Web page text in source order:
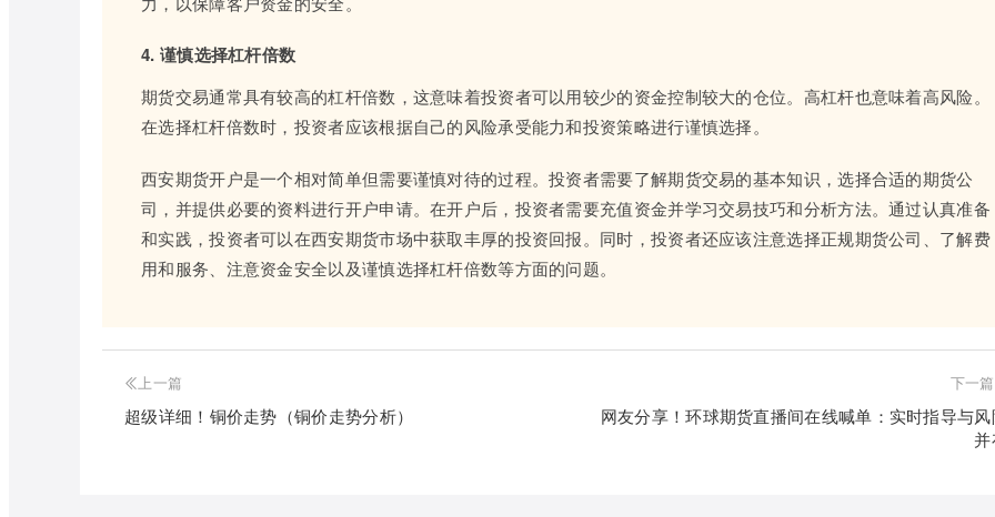
4. 谨慎选择杠杆倍数
期货交易通常具有较高的杠杆倍数，这意味着投资者可以用较少的资金控制较大的仓位。高杠杆也意味着高风险。
在选择杠杆倍数时，投资者应该根据自己的风险承受能力和投资策略进行谨慎选择。
西安期货开户是一个相对简单但需要谨慎对待的过程。投资者需要了解期货交易的基本知识，选择合适的期货公
司，并提供必要的资料进行开户申请。在开户后，投资者需要充值资金并学习交易技巧和分析方法。通过认真准备
和实践，投资者可以在西安期货市场中获取丰厚的投资回报。同时，投资者还应该注意选择正规期货公司、了解费
用和服务、注意资金安全以及谨慎选择杠杆倍数等方面的问题。
上一篇
超级详细！铜价走势（铜价走势分析）
下一篇
网友分享！环球期货直播间在线喊单：实时指导与